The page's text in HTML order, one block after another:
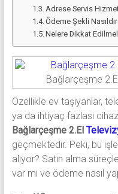
Adrese Servis
Ödeme Şekli
Nelere Dikkat
Bağlarçeşme
Özellikle ev taşıyanlar,
ya da ihtiyaç fazlası
Bağlarçeşme 2.El
geçmektedir. Peki, bu
alıyor? Satın alma
var mı ve ödeme nasıl